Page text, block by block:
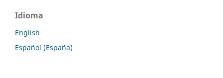
Idioma
English
Español (España)